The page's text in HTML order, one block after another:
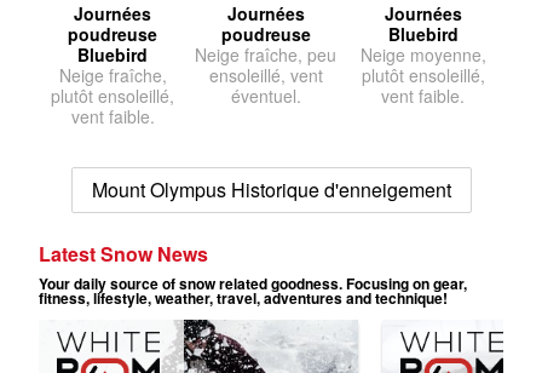
Journées
poudreuse
Bluebird
Neige fraîche,
plutôt ensoleillé,
vent faible.
Journées
poudreuse
Neige fraîche, peu
ensoleillé, vent
éventuel.
Journées
Bluebird
Neige moyenne,
plutôt ensoleillé,
vent faible.
Mount Olympus Historique d'enneigement